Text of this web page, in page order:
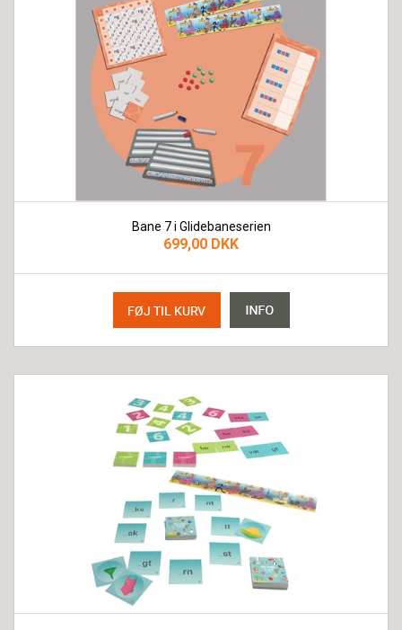
Bane 7 i Glidebaneserien
699,00 DKK